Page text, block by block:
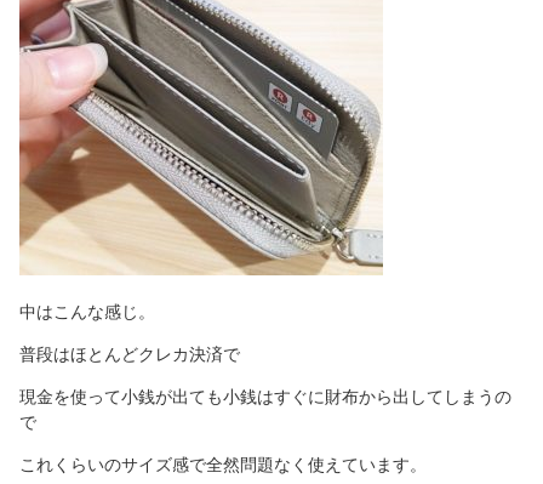
中はこんな感じ。
普段はほとんどクレカ決済で
現金を使って小銭が出ても小銭はすぐに財布から出してしまうの
で
これくらいのサイズ感で全然問題なく使えています。